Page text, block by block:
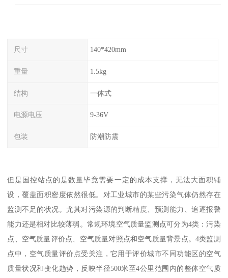
尺寸 140*420mm
重量 1.5kg
结构 一体式
电源电压 9-36V
包装 防潮防震
但是国控站点的是数量毕竟需要一定的成本支撑，无法大面积铺
设，覆盖面积密度依然很低。对工业城市的某些污染气体仍然存在
监测不足的状况。尤其对污染源的判断精度、预测能力、追逐报警
能力还是相对比较薄弱。常规环境空气质量监测点可分为4类：污染
点、空气质量评价点、空气质量对照点和空气质量背景点。4类监测
点中，空气质量评价点受关注，它用于评价城市不同功能区的空气
质量状况和变化趋势，反映半径500米至4公里范围内的整体空气质